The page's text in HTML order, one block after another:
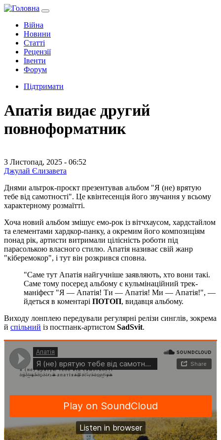
Війна
Новини
Статті
Рецензії
Івенти
Форум
Підтримати
Апатія видає другий
повноформатник
3 Листопад, 2025 - 06:52
Джулай Єлизавета
Днями альтрок-проєкт презентував альбом "Я (не) врятую
тебе від самотності". Це квінтесенція його звучання у всьому
характерному розмаїтті.
Хоча новий альбом змішує емо-рок із вітчхаусом, хардстайлом
та елементами хардкор-панку, а окремим його композиціям
понад рік, артисти витримали цілісність роботи під
парасолькою власного стилю. Апатія називає свій жанр
"кіберемокор", і тут він розкрився сповна.
"Саме тут Апатія найгучніше заявляють, хто вони такі.
Саме тому посеред альбому є кульмінаційний трек-
маніфест "Я — Апатія! Ти — Апатія! Ми — Апатія!", —
йдеться в коментарі ПОТОП, видавця альбому.
Виходу лонплею передували регулярні релізи синглів, зокрема
й спільний із постпанк-артистом SadSvit.